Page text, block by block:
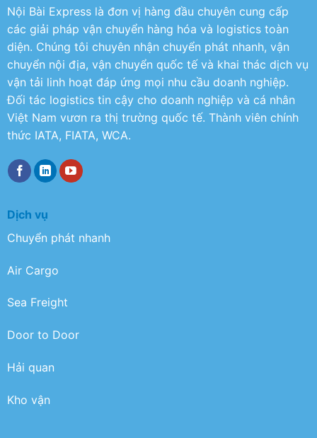
Nội Bài Express là đơn vị hàng đầu chuyên cung cấp
các giải pháp vận chuyển hàng hóa và logistics toàn
diện. Chúng tôi chuyên nhận chuyển phát nhanh, vận
chuyển nội địa, vận chuyển quốc tế và khai thác dịch vụ
vận tải linh hoạt đáp ứng mọi nhu cầu doanh nghiệp.
Đối tác logistics tin cậy cho doanh nghiệp và cá nhân
Việt Nam vươn ra thị trường quốc tế. Thành viên chính
thức IATA, FIATA, WCA.
Dịch vụ
Chuyển phát nhanh
Air Cargo
Sea Freight
Door to Door
Hải quan
Kho vận